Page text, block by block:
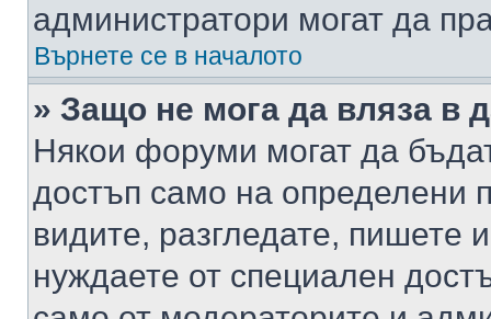
администратори могат да
Върнете се в началото
» Защо не мога да вляза в
Някои форуми могат да
достъп само на определени
видите, разгледате, пишете
нуждаете от специален